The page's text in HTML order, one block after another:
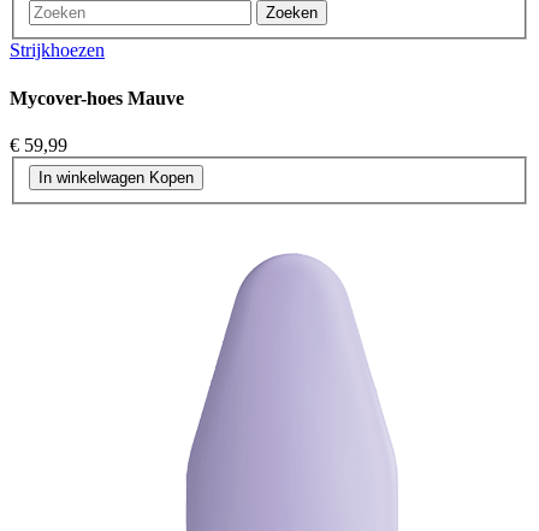
Zoeken
Strijkhoezen
Mycover-hoes Mauve
€ 59,99
In winkelwagen Kopen